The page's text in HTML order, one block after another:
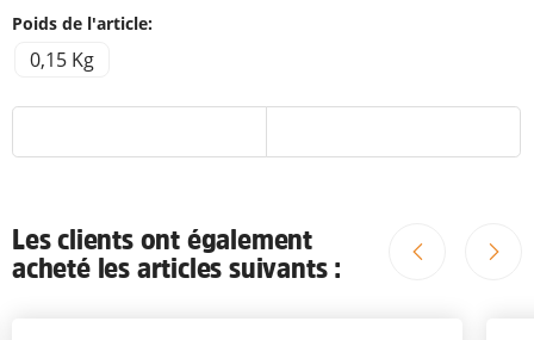
Poids de l'article:
0,15 Kg
Les clients ont également
acheté les articles suivants :